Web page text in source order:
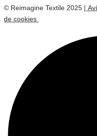
© Reimagine Textile 2025 |
de cookies